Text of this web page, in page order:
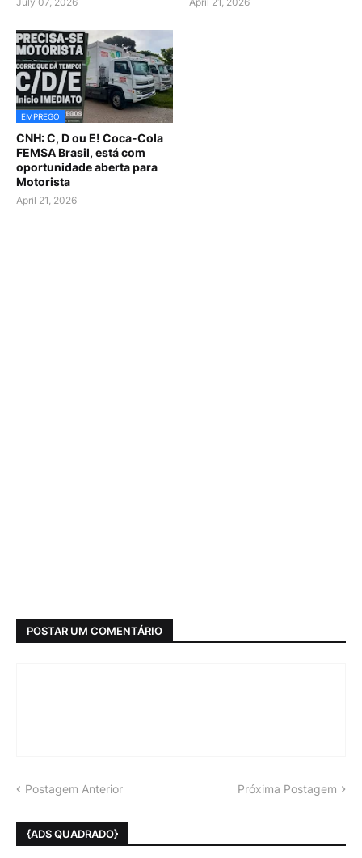
EMPREGO
CNH: C, D ou E! Coca-Cola
FEMSA Brasil, está com
oportunidade aberta para
Motorista
April 21, 2026
POSTAR UM COMENTÁRIO
Postagem Anterior Próxima Postagem
{ADS QUADRADO}